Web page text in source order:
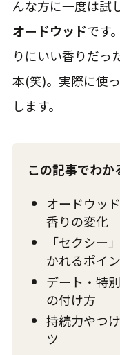
んな方に一度は試
オードウッドです
りにいい香りだっ
本(笑)。実際に使
します。
この記事でわか
オードウッ
香りの変化
「セクシー
かれるポイ
デート・特
の付け方
持続力やつ
ツ